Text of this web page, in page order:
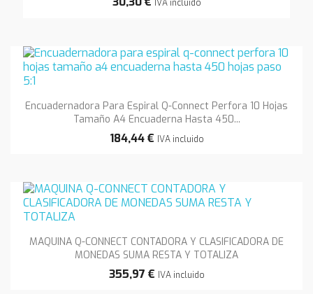
IVA incluido
Encuadernadora Para Espiral Q-Connect Perfora 10 Hojas
Tamaño A4 Encuaderna Hasta 450...
184,44 € IVA incluido
MAQUINA Q-CONNECT CONTADORA Y CLASIFICADORA DE
MONEDAS SUMA RESTA Y TOTALIZA
355,97 € IVA incluido